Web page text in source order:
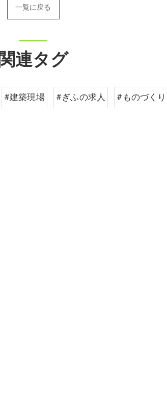
一覧に戻る
関連タグ
#建築現場 #ぎふの求人 #ものづくり